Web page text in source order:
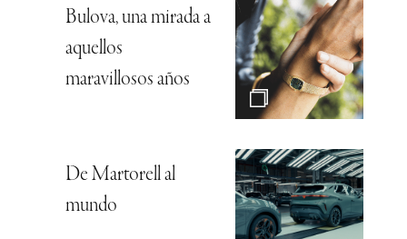
Bulova, una mirada a
aquellos
maravillosos años
De Martorell al
mundo